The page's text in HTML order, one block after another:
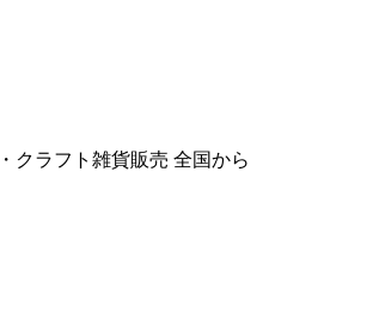
クラフト雑貨販売 全国から